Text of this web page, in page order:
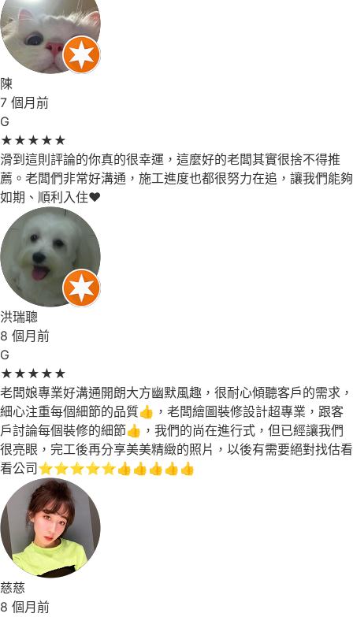
陳
7 個月前
G
★ ★ ★ ★ ★
滑到這則評論的你真的很幸運，這麼好的老闆其實很捨不得推
薦。老闆們非常好溝通，施工進度也都很努力在追，讓我們能夠
如期、順利入住❤️
洪瑞聰
8 個月前
G
★ ★ ★ ★ ★
老闆娘專業好溝通開朗大方幽默風趣，很耐心傾聽客戶的需求，
細心注重每個細節的品質👍，老闆繪圖裝修設計超專業，跟客
戶討論每個裝修的細節👍，我們的尚在進行式，但已經讓我們
很亮眼，完工後再分享美美精緻的照片，以後有需要絕對找估看
看公司⭐⭐⭐⭐⭐👍👍👍👍👍
慈慈
8 個月前